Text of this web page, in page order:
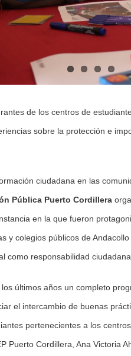
de los centros de
sobre la protección e
ciudadana en las
Pública Puerto Cordillera
en la que fueron
y colegios públicos de
como responsabilidad
últimos años un completo
el intercambio de buenas
pertenecientes a los
Puerto Cordillera, Ana Victoria